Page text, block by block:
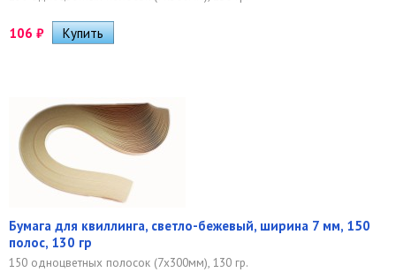
106 ₽
Бумага для квиллинга, светло-бежевый, ширина 7 мм, 150
полос, 130 гр
150 одноцветных полосок (7х300мм), 130 гр.